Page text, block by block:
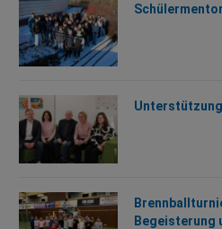
Unterstützung
Begeisterung